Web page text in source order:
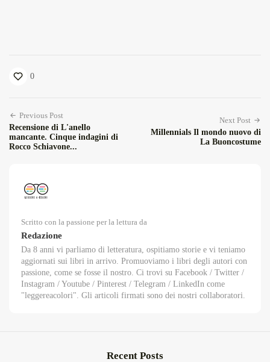
0
Previous Post
Recensione di L'anello
mancante. Cinque indagini di
Rocco Schiavone...
Next Post
Millennials Il mondo nuovo di
La Buoncostume
Scritto con la passione per la lettura da
Redazione
Da 8 anni vi parliamo di letteratura, ospitiamo storie e vi teniamo
aggiornati sui libri in arrivo. Promuoviamo i libri degli autori con
passione, come se fosse il nostro. Ci trovi su Facebook / Twitter /
Instagram / Youtube / Pinterest / Telegram / LinkedIn come
"leggereacolori". Gli articoli firmati sono dei nostri collaboratori.
Recent Posts